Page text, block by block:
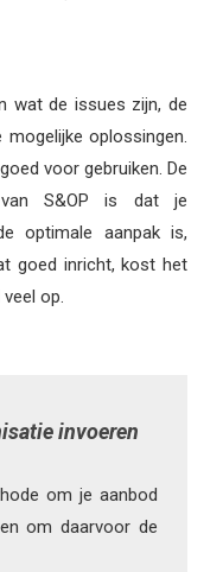
wat de issues zijn, de
oplossingen.
voor gebruiken. De
van S&OP is dat je
optimale aanpak is,
goed inricht, kost het
op.
invoeren
om je aanbod
om daarvoor de